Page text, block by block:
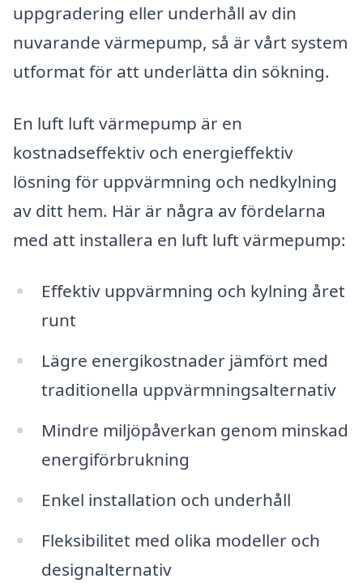
uppgradering eller underhåll av din
nuvarande värmepump, så är vårt system
utformat för att underlätta din sökning.
En luft luft värmepump är en
kostnadseffektiv och energieffektiv
lösning för uppvärmning och nedkylning
av ditt hem. Här är några av fördelarna
med att installera en luft luft värmepump:
Effektiv uppvärmning och kylning året
runt
Lägre energikostnader jämfört med
traditionella uppvärmningsalternativ
Mindre miljöpåverkan genom minskad
energiförbrukning
Enkel installation och underhåll
Fleksibilitet med olika modeller och
designalternativ